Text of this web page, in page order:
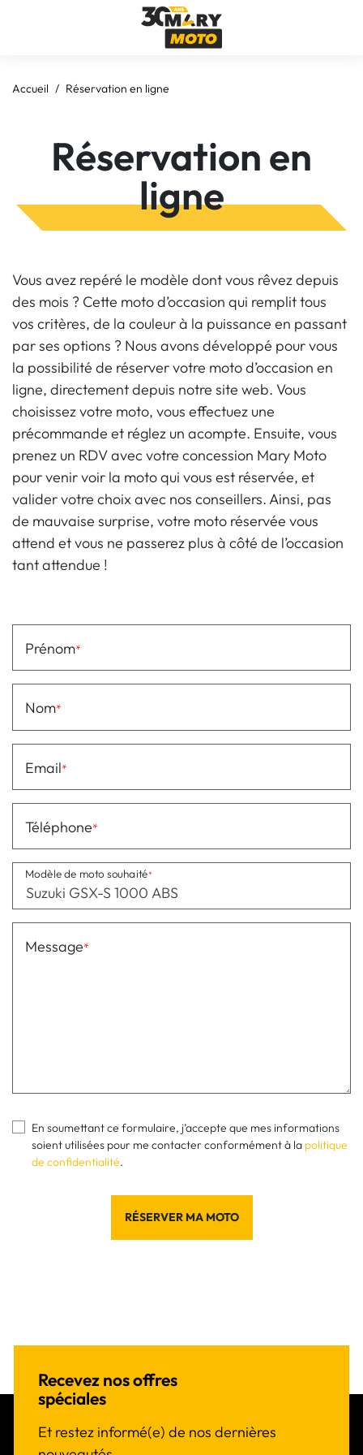
Accueil Réservation en ligne
Réservation en
ligne
Vous avez repéré le modèle dont vous rêvez depuis
des mois ? Cette moto d’occasion qui remplit tous
vos critères, de la couleur à la puissance en passant
par ses options ? Nous avons développé pour vous
la possibilité de réserver votre moto d’occasion en
ligne, directement depuis notre site web. Vous
choisissez votre moto, vous effectuez une
précommande et réglez un acompte. Ensuite, vous
prenez un RDV avec votre concession Mary Moto
pour venir voir la moto qui vous est réservée, et
valider votre choix avec nos conseillers. Ainsi, pas
de mauvaise surprise, votre moto réservée vous
attend et vous ne passerez plus à côté de l’occasion
tant attendue !
Prénom
Nom
Email
Téléphone
Modèle de moto souhaité
Message
En soumettant ce formulaire, j’accepte que mes informations
soient utilisées pour me contacter conformément à la politique
de confidentialité.
RÉSERVER MA MOTO
Recevez nos offres
spéciales
Et restez informé(e) de nos dernières